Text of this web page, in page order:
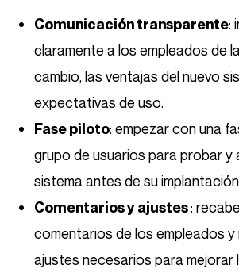
Comunicación transparente:
claramente a los empleados de
cambio, las ventajas del nuevo
expectativas de uso.
Fase piloto: empezar con una
grupo de usuarios para probar y
sistema antes de su
Comentarios y ajustes:
comentarios de los empleados y
ajustes necesarios para mejorar